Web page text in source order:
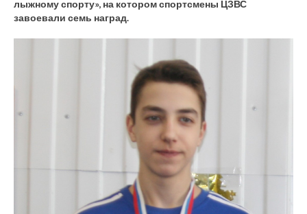
ПЛАТНЫЕ УСЛУГИ
лыжному спорту», на котором спортсмены ЦЗВС
завоевали семь наград.